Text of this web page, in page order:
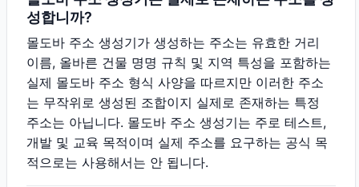
성합니까?
몰도바 주소 생성기가 생성하는 주소는 유효한 거리
이름, 올바른 건물 명명 규칙 및 지역 특성을 포함하는
실제 몰도바 주소 형식 사양을 따르지만 이러한 주소
는 무작위로 생성된 조합이지 실제로 존재하는 특정
주소는 아닙니다. 몰도바 주소 생성기는 주로 테스트,
개발 및 교육 목적이며 실제 주소를 요구하는 공식 목
적으로는 사용해서는 안 됩니다.